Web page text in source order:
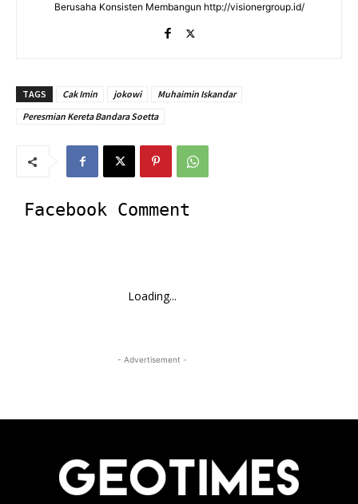
Berusaha Konsisten Membangun http://visionergroup.id/
TAGS Cak Imin jokowi
Muhaimin Iskandar
Peresmian Kereta Bandara Soetta
Facebook Comment
Loading...
- Advertisement -